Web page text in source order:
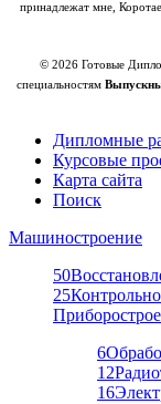
принадлежат мне,
© 2026 Готовые
специальностям
Дипломные
Курсовые
Карта сайта
Поиск
Машиностроение
50
25
6
12
16